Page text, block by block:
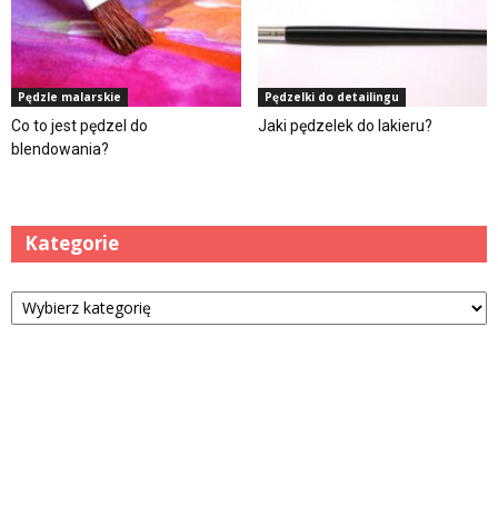
Pędzle malarskie
Co to jest pędzel do
blendowania?
Pędzelki do detailingu
Jaki pędzelek do lakieru?
Kategorie
Kategorie